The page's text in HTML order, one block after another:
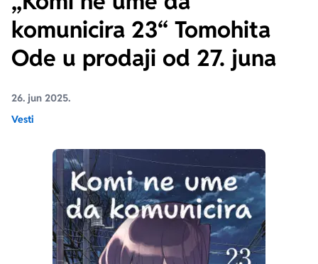
komunicira 23“ Tomohita
Ode u prodaji od 27. juna
26. jun 2025.
Vesti
Ekranizovane knjige
E-knjige
Poezija
Biografija
Bojan Ljubenović
Milica Jakovljević Mir-Jam
Peter Handke
Elif Šafak